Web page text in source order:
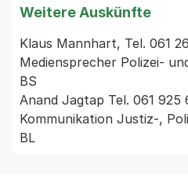
Weitere Auskünfte
Klaus Mannhart, Tel. 061
Mediensprecher Polizei-
BS
Anand Jagtap Tel. 061 925
Kommunikation Justiz-,
BL